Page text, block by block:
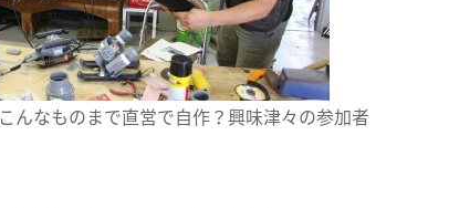
こんなものまで直営で自作？興味津々の参加者